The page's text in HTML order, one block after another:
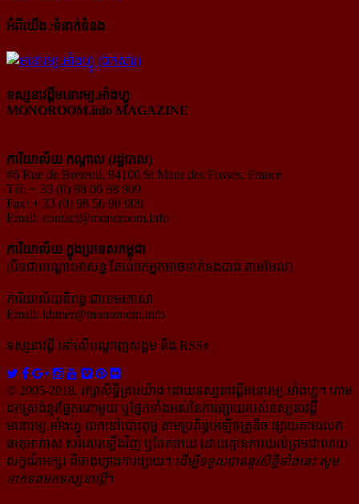
អំពីយើង /ទំនាក់ទំនង
ទស្សនាវដ្ដីមនោរម្យ.អាំងហ្វូ
MONOROOM.info MAGAZINE
ការិយាល័យ កណ្ដាល (រដ្ឋបាល)
#6 Rue de Breteuil, 94100 St Maur des Fosses, France
Tél: + 33 (0) 98 06 98 909
Fax: + 33 (0) 98 56 98 909
Email: contact@monoroom.info
ការិយាល័យ ក្នុង​ប្រទេស​កម្ពុជា
(បិទជាបណ្ដោះអាសន្ន តែលោកអ្នកអាចទាក់ទងបាន តាមមែល)
ការិយាល័យនិពន្ធ ជាខេមរភាសា
Email: khmer@monoroom.info
ទស្សនាវដ្ដី​ នៅលើបណ្ដាញសង្គម និង RSS៖
© 2005-2018, រក្សាសិទ្ធិគ្រប់យ៉ាង ដោយទស្សនាវដ្ដី​មនោរម្យ.អាំងហ្វូ។ ហាម​
ដក​ស្រង់​នូវ​ផ្នែក​ណា​មួយ​ ឬ​ផ្នែក​ទាំង​អស់​នៃ​ការ​ផ្សាយ​របស់​ទស្សនាវដ្ដី​​
មនោរម្យ.អាំងហ្វូ យក​ទៅ​​បោះពុម្ព តាម​ប្រព័ន្ធ​អេឡិច​ត្រូនិច ផ្សាយ​តាម​រលក​
ធាតុអាកាស សរសេរ​ឡើង​វិញ ឬ​ចែក​ចាយ​ ដោយ​គ្មាន​ការ​យល់ព្រមជា​លាយ​
លក្ខណ៍​អក្សរ​ ពី​ចាងហ្វាង​ការ​ផ្សាយ​។ ដើម្បី​ទទួល​បាននូវសិទ្ធិ​ទាំងនេះ សូម​
ទាក់​ទង​មក​ទស្សនាវដ្ដី។